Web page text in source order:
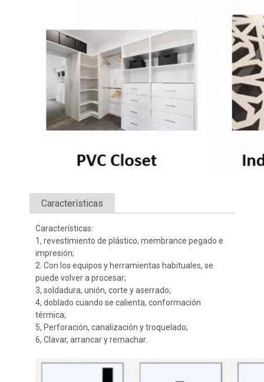
Características
Características:
1, revestimiento de plástico, membrance pegado e
impresión;
2. Con los equipos y herramientas habituales, se
puede volver a procesar;
3, soldadura, unión, corte y aserrado;
4, doblado cuando se calienta, conformación
térmica;
5, Perforación, canalización y troquelado;
6, Clavar, arrancar y remachar.